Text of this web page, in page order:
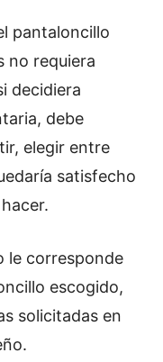
pantaloncillo
no requiera
decidiera
debe
elegir entre
satisfecho
le corresponde
escogido,
solicitadas en